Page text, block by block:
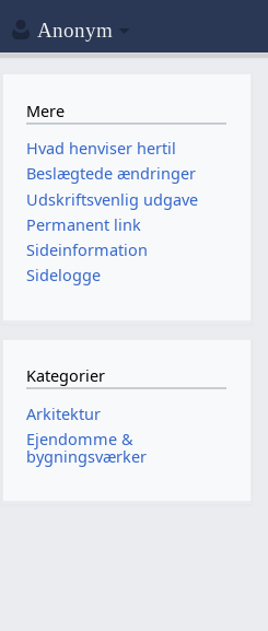
Anonym
Mere
Hvad henviser hertil
Beslægtede ændringer
Udskriftsvenlig udgave
Permanent link
Sideinformation
Sidelogge
Kategorier
Arkitektur
Ejendomme &
bygningsværker